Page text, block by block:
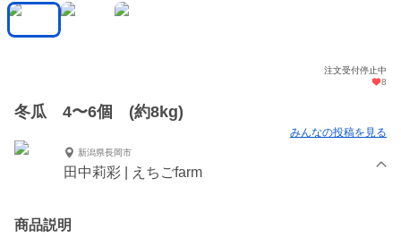
注文受付停止中
8
冬瓜 4〜6個 (約8kg)
みんなの投稿を見る
新潟県長岡市
田中莉彩 | えちごfarm
商品説明